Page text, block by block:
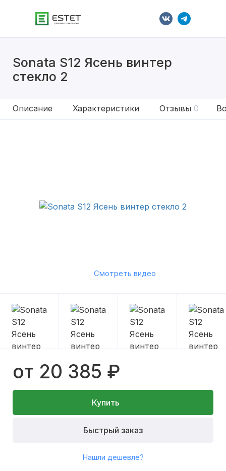
Sonata S12 Ясень винтер
стекло 2
Описание Характеристики Отзывы 0
Смотреть видео
от 20 385 ₽
Купить
Быстрый заказ
Нашли дешевле?